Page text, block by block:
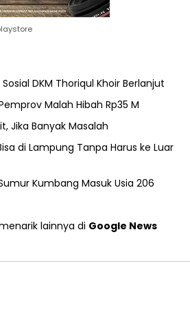
DKM Thoriqul Khoir Berlanjut
Malah Hibah Rp35 M
Jika Banyak Masalah
di Lampung Tanpa Harus ke Luar
Kumbang Masuk Usia 206
lainnya di Google News